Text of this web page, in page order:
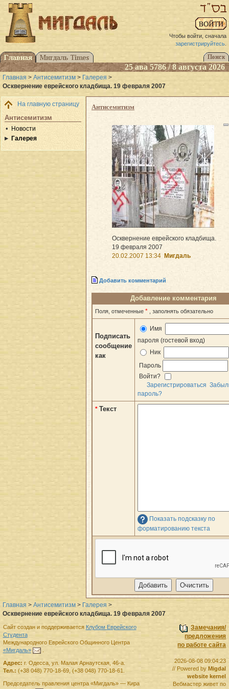
Чтобы войти, сначала
зарегистрируйтесь.
25 ава 5786 / 8 августа 2026
Главная > Антисемитизм > Галерея >
Осквернение еврейского кладбища. 19 февраля 2007
На главную страницу
Антисемитизм
Новости
Галерея
Антисемитизм
Осквернение еврейского кладбища.
19 февраля 2007
20.02.2007 13:34 Мигдаль
Добавить комментарий
Добавление комментария
Поля, отмеченные * , заполнять обязательно
Подписать
сообщение
как
Имя
пароля (гостевой вход)
Ник
Пароль
Войти?
Зарегистрироваться
пароль?
* Текст
Показать подсказку по
форматированию текста
Главная > Антисемитизм > Галерея >
Осквернение еврейского кладбища. 19 февраля 2007
Замечания/
предложения
по работе сайта
2026-08-08 09:04:23
// Powered byMigdal
website kernel
Вебмастер живет по
Сайт создан и поддерживается Клубом Еврейского
Студента
Международного Еврейского Общинного Центра
«Мигдаль»
.
Адрес: г. Одесса, ул. Малая Арнаутская, 46-а.
Тел.: (+38 048) 770-18-69, (+38 048) 770-18-61
Председатель правленияцентра «Мигдаль»— Кира